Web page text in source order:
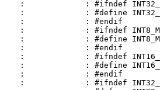
:             : #ifndef
:             : #define
:             : #endif
:             : #ifndef
:             : #define
:             : #endif
:             : #ifndef
:             : #define
:             : #endif
:             : #ifndef